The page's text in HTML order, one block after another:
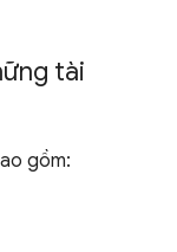
tài
gồm: